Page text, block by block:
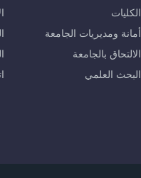
الكليات
أمانة ومديريات الجامعة
الالتحاق بالجامعة
البحث العلمي